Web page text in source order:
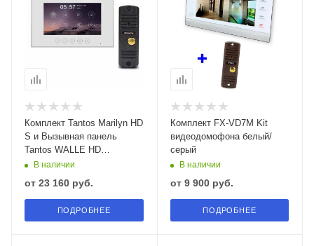
Комплект Tantos Marilyn HD
S и Вызывная панель
Tantos WALLE HD
видеодомофона
В наличии
от 23 160 руб.
ПОДРОБНЕЕ
Комплект FX-VD7M Kit
видеодомофона белый/
серый
В наличии
от 9 900 руб.
ПОДРОБНЕЕ